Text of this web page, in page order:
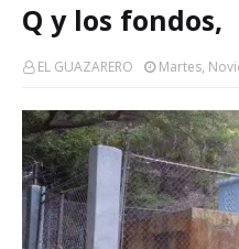
Q y los fondos,
EL GUAZARERO Martes,